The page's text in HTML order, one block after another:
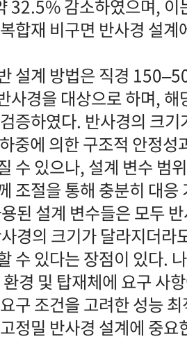
32.5% 감소하였으며, 이
합재 비구면 반사경 설
설계 방법은 직경
사경을 대상으로 하며, 해
증하였다. 반사경의 크
에 의한 구조적 안정성
수 있으나, 설계 변수 범
조절을 통해 충분히 대응
된 설계 변수들은 모두
경의 크기가 달라지더라
수 있다는 장점이 있다.
경 및 탑재체에 요구 사
구 조건을 고려한 성능
정밀 반사경 설계에 중